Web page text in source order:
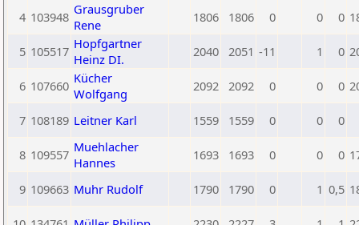
4 103948 Grausgruber
Rene
1806 1806 0 0 0
5 105517 Hopfgartner
Heinz DI.
2040 2051 -11 1 0
6 107660 Kücher
Wolfgang
2092 2092 0 0 0
7 108189 Leitner Karl 1559 1559 0 0 0
8 109557 Muehlacher
Hannes
1693 1693 0 0 0
9 109663 Muhr Rudolf 1790 1790 0 1 0,5